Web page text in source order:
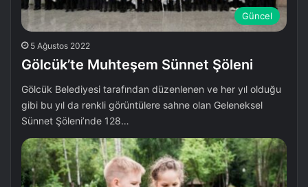
Güncel
5 Ağustos 2022
Gölcük’te Muhteşem Sünnet Şöleni
Gölcük Belediyesi tarafından düzenlenen ve her yıl olduğu
gibi bu yıl da renkli görüntülere sahne olan Geleneksel
Sünnet Şöleni’nde 128…